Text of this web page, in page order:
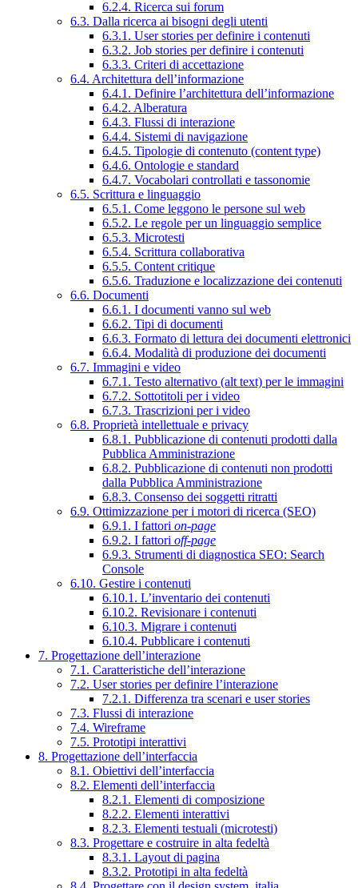
6.2.4. Ricerca sui forum
6.3. Dalla ricerca ai bisogni degli utenti
6.3.1. User stories per definire i contenuti
6.3.2. Job stories per definire i contenuti
6.3.3. Criteri di accettazione
6.4. Architettura dell’informazione
6.4.1. Definire l’architettura dell’informazione
6.4.2. Alberatura
6.4.3. Flussi di interazione
6.4.4. Sistemi di navigazione
6.4.5. Tipologie di contenuto (content type)
6.4.6. Ontologie e standard
6.4.7. Vocabolari controllati e tassonomie
6.5. Scrittura e linguaggio
6.5.1. Come leggono le persone sul web
6.5.2. Le regole per un linguaggio semplice
6.5.3. Microtesti
6.5.4. Scrittura collaborativa
6.5.5. Content critique
6.5.6. Traduzione e localizzazione dei contenuti
6.6. Documenti
6.6.1. I documenti vanno sul web
6.6.2. Tipi di documenti
6.6.3. Formato di lettura dei documenti elettronici
6.6.4. Modalità di produzione dei documenti
6.7. Immagini e video
6.7.1. Testo alternativo (alt text) per le immagini
6.7.2. Sottotitoli per i video
6.7.3. Trascrizioni per i video
6.8. Proprietà intellettuale e privacy
6.8.1. Pubblicazione di contenuti prodotti dalla
Pubblica Amministrazione
6.8.2. Pubblicazione di contenuti non prodotti
dalla Pubblica Amministrazione
6.8.3. Consenso dei soggetti ritratti
6.9. Ottimizzazione per i motori di ricerca (SEO)
6.9.1. I fattori on-page
6.9.2. I fattori off-page
6.9.3. Strumenti di diagnostica SEO: Search
Console
6.10. Gestire i contenuti
6.10.1. L’inventario dei contenuti
6.10.2. Revisionare i contenuti
6.10.3. Migrare i contenuti
6.10.4. Pubblicare i contenuti
7. Progettazione dell’interazione
7.1. Caratteristiche dell’interazione
7.2. User stories per definire l’interazione
7.2.1. Differenza tra scenari e user stories
7.3. Flussi di interazione
7.4. Wireframe
7.5. Prototipi interattivi
8. Progettazione dell’interfaccia
8.1. Obiettivi dell’interfaccia
8.2. Elementi dell’interfaccia
8.2.1. Elementi di composizione
8.2.2. Elementi interattivi
8.2.3. Elementi testuali (microtesti)
8.3. Progettare e costruire in alta fedeltà
8.3.1. Layout di pagina
8.3.2. Prototipi in alta fedeltà